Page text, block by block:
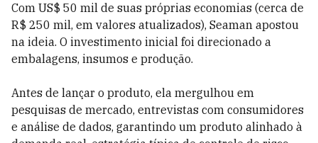
Com US$ 50 mil de suas próprias economias (cerca de
R$ 250 mil, em valores atualizados), Seaman apostou
na ideia. O investimento inicial foi direcionado a
embalagens, insumos e produção.
Antes de lançar o produto, ela mergulhou em
pesquisas de mercado, entrevistas com consumidores
e análise de dados, garantindo um produto alinhado à